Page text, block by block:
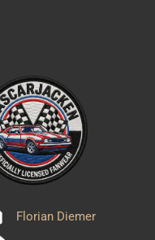
Florian Diemer